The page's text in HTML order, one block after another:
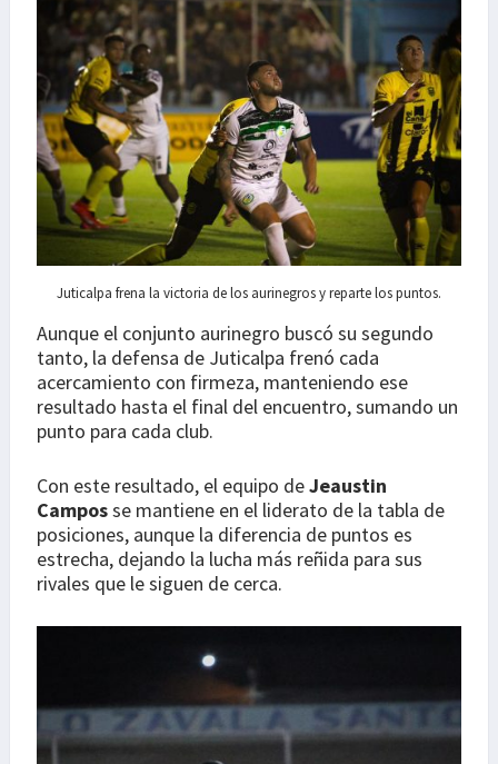
Juticalpa frena la victoria de los aurinegros y reparte los puntos.
Aunque el conjunto aurinegro buscó su segundo
tanto, la defensa de Juticalpa frenó cada
acercamiento con firmeza, manteniendo ese
resultado hasta el final del encuentro, sumando un
punto para cada club.
Con este resultado, el equipo deJeaustin
Camposse mantiene en el liderato de la tabla de
posiciones, aunque la diferencia de puntos es
estrecha, dejando la lucha más reñida para sus
rivales que le siguen de cerca.